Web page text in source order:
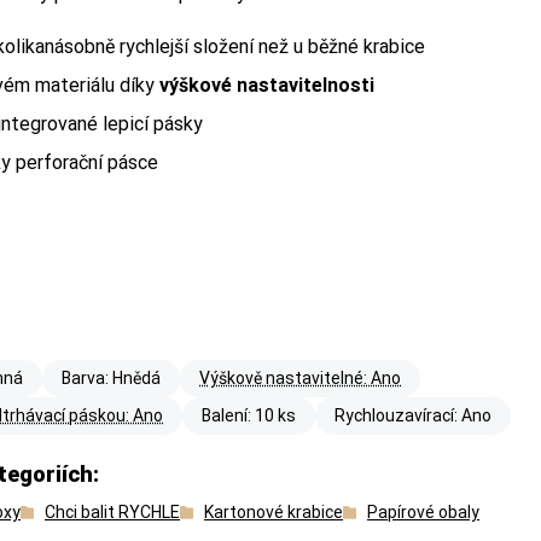
rychlejší složení než u běžné krabice
materiálu díky výškové nastavitelnosti
lepicí pásky
perforační pásce
Barva: Hnědá
Výškově nastavitelné: Ano
páskou: Ano Balení: 10 ks Rychlouzavírací: Ano
Chci balit RYCHLE Kartonové krabice Papírové obaly
nebo
nebo